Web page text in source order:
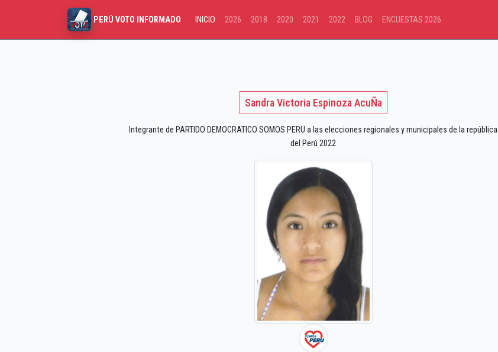
PERÚ VOTO INFORMADO INICIO 2026 2018 2020 2021 2022 BLOG ENCUESTAS 2026
Sandra Victoria Espinoza AcuÑa
Integrante de PARTIDO DEMOCRATICO SOMOS PERU a las elecciones regionales y municipales de la república
del Perú 2022